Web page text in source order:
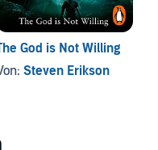
God is Not Willing
Steven Erikson